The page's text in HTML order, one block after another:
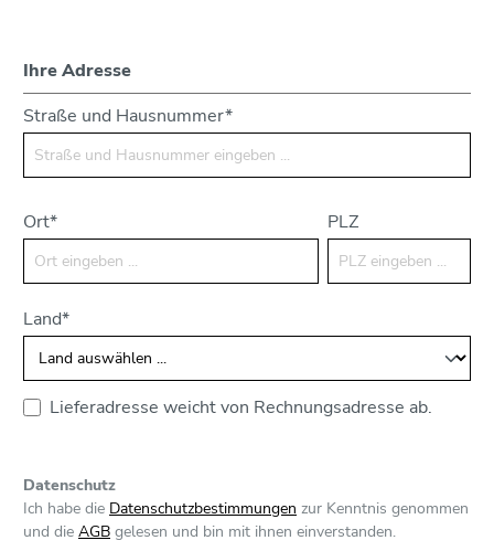
Ihre Adresse
Straße und Hausnummer*
Ort* PLZ
Land*
Lieferadresse weicht von Rechnungsadresse ab.
Datenschutz
Ich habe die Datenschutzbestimmungen zur Kenntnis genommen
und die AGB gelesen und bin mit ihnen einverstanden.